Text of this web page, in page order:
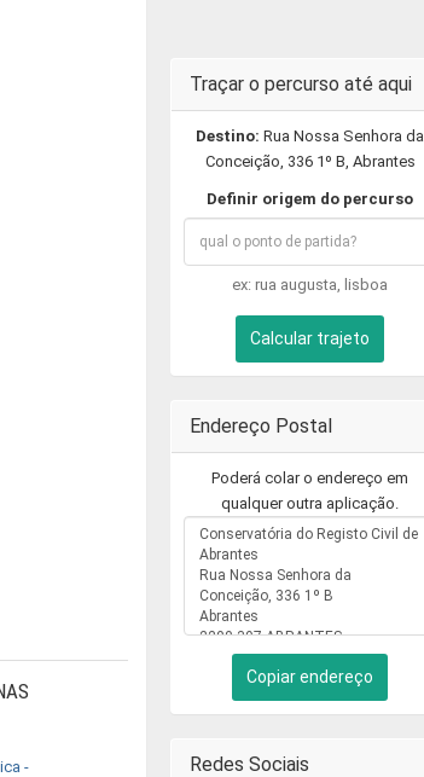
-
Traçar o percurso até aqui
Destino: Rua Nossa Senhora da
Conceição, 336 1º B, Abrantes
Definir origem do percurso
ex: rua augusta, lisboa
Calcular trajeto
Endereço Postal
Poderá colar o endereço em
qualquer outra aplicação.
Copiar endereço
Redes Sociais